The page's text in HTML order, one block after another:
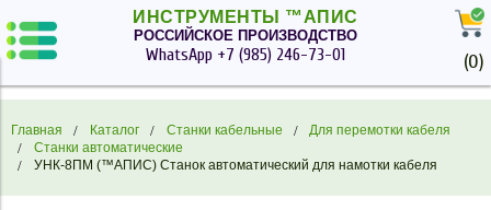
ИНСТРУМЕНТЫ ™АПИС
РОССИЙСКОЕ ПРОИЗВОДСТВО
WhatsApp +7 (985) 246-73-01 (0)
Главная Каталог Станки кабельные
Для перемотки кабеля
Станки автоматические
УНК-8ПМ (™АПИС) Станок автоматический для намотки кабеля